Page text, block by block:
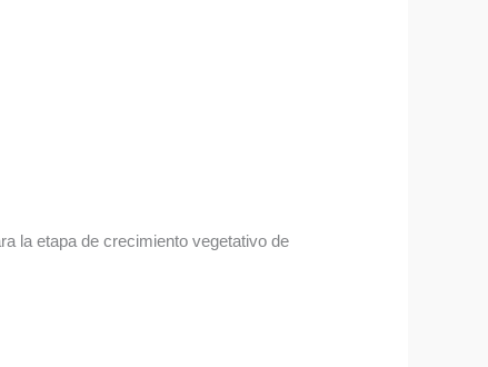
la etapa de crecimiento vegetativo de